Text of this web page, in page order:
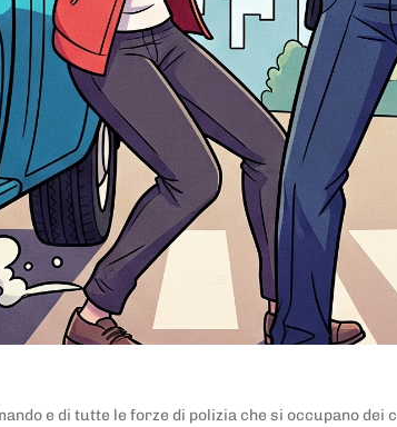
e di tutte le forze di polizia che si occupano dei